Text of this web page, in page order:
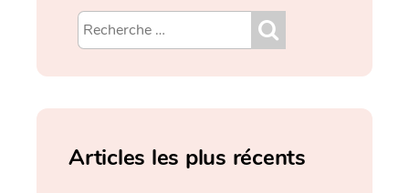
Articles les plus récents